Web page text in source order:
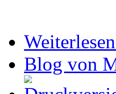
Weiterlesen
Blog von